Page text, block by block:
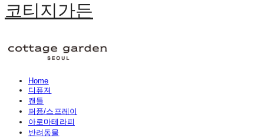
코티지가든
Home
디퓨져
캔들
퍼퓸/스프레이
아로마테라피
반려동물